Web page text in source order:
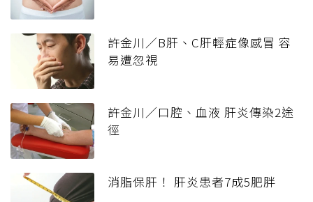
許金川／B肝、C肝輕症像感冒 容
易遭忽視
許金川／口腔、血液 肝炎傳染2途
徑
消脂保肝！ 肝炎患者7成5肥胖